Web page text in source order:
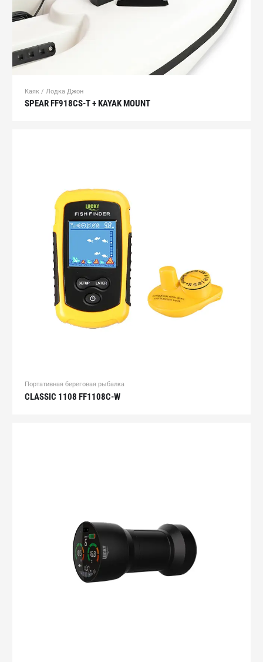
Каяк / Лодка Джон
SPEAR FF918CS-T + KAYAK MOUNT
Портативная береговая рыбалка
CLASSIC 1108 FF1108C-W